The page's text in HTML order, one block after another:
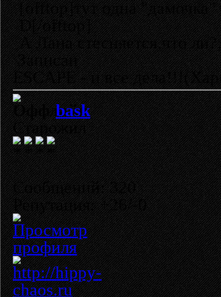
[offtop]тут одна "дамочка"
D[/offtop]
А Лана стесняется,что
Записан
ESCAPE - и все
bask
Старожил
Сообщений: 320
Репутация: +26/-0